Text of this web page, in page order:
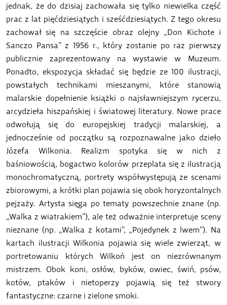
jednak, że do dzisiaj zachowała się tylko niewielka część
prac z lat pięćdziesiątych i sześćdziesiątych. Z tego okresu
zachował się na szczęście obraz olejny „Don Kichote i
Sanczo Pansa” z 1956 r., który zostanie po raz pierwszy
publicznie zaprezentowany na wystawie w Muzeum.
Ponadto, ekspozycja składać się będzie ze 100 ilustracji,
powstałych technikami mieszanymi, które stanowią
malarskie dopełnienie książki o najsławniejszym rycerzu,
arcydzieła hiszpańskiej i światowej literatury. Nowe prace
odwołują się do europejskiej tradycji malarskiej, a
jednocześnie od początku są rozpoznawalne jako dzieło
Józefa Wilkonia. Realizm spotyka się w nich z
baśniowością, bogactwo kolorów przeplata się z ilustracją
monochromatyczną, portrety współwystępują ze scenami
zbiorowymi, a krótki plan pojawia się obok horyzontalnych
pejzaży. Artysta sięga po tematy powszechnie znane (np.
„Walka z wiatrakiem”), ale też odważnie interpretuje sceny
nieznane (np. „Walka z kotami”, „Pojedynek z lwem”). Na
kartach ilustracji Wilkonia pojawia się wiele zwierząt, w
portretowaniu których Wilkoń jest on niezrównanym
mistrzem. Obok koni, osłów, byków, owiec, świń, psów,
kotów, ptaków i nietoperzy pojawią się też stwory
fantastyczne: czarne i zielone smoki.